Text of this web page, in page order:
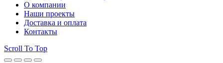
О компании
Наши проекты
Доставка и оплата
Контакты
Scroll To Top